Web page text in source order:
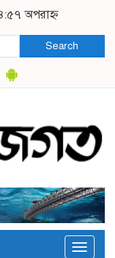
অপরাহ্ন
Search
Toggle